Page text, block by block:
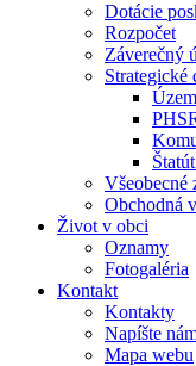
Dotácie
Rozpočet
Záverečný
Strategické
Všeobecné
Obchodná
Život v obci
Oznamy
Fotogaléria
Kontakt
Kontakty
Napíšte
Mapa webu